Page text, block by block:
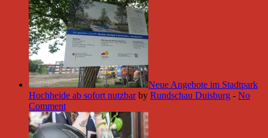
Neue Angebote im Stadtpark
Hochheide ab sofort nutzbar by Rundschau Duisburg - No
Comment